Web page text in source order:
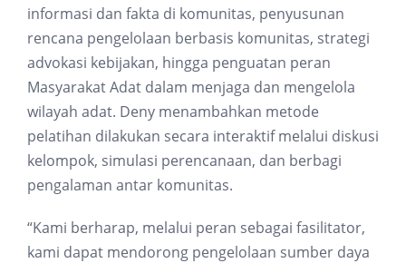
informasi dan fakta di komunitas, penyusunan
rencana pengelolaan berbasis komunitas, strategi
advokasi kebijakan, hingga penguatan peran
Masyarakat Adat dalam menjaga dan mengelola
wilayah adat. Deny menambahkan metode
pelatihan dilakukan secara interaktif melalui diskusi
kelompok, simulasi perencanaan, dan berbagi
pengalaman antar komunitas.
“Kami berharap, melalui peran sebagai fasilitator,
kami dapat mendorong pengelolaan sumber daya